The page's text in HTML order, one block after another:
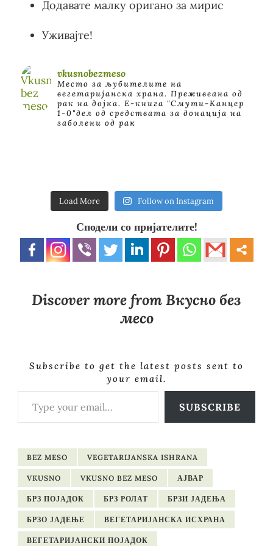
Додавате малку оригано за мирис
Уживајте!
vkusnobezmeso
Место за љубителите на
вегетаријанска храна. Преживеана од
рак на дојка. E-книга "Смути-Канцер
1-0"дел од средствата за донација на
заболени од рак
Load More Follow on Instagram
Сподели со пријателите!
Discover more from Вкусно без
месо
Subscribe to get the latest posts sent to
your email.
Type your email…
SUBSCRIBE
BEZ MESO VEGETARIJANSKA ISHRANA
VKUSNO VKUSNO BEZ MESO АЈВАР
БРЗ ПОЈАДОК БРЗ РОЛАТ БРЗИ ЈАДЕЊА
БРЗО ЈАДЕЊЕ ВЕГЕТАРИЈАНСКА ИСХРАНА
ВЕГЕТАРИЈАНСКИ ПОЈАДОК